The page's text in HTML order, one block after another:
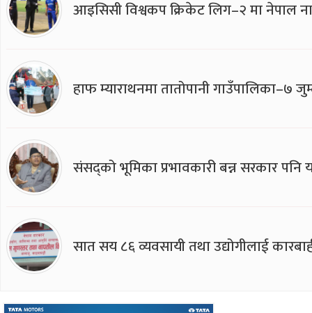
आइसिसी विश्वकप क्रिकेट लिग–२ मा नेपाल
हाफ म्याराथनमा तातोपानी गाउँपालिका–७
संसद्को भूमिका प्रभावकारी बन्न सरकार पनि
सात सय ८६ व्यवसायी तथा उद्योगीलाई